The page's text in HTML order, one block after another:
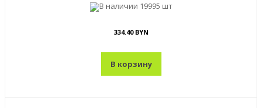
В наличии 19995 шт
334.40 BYN
В корзину